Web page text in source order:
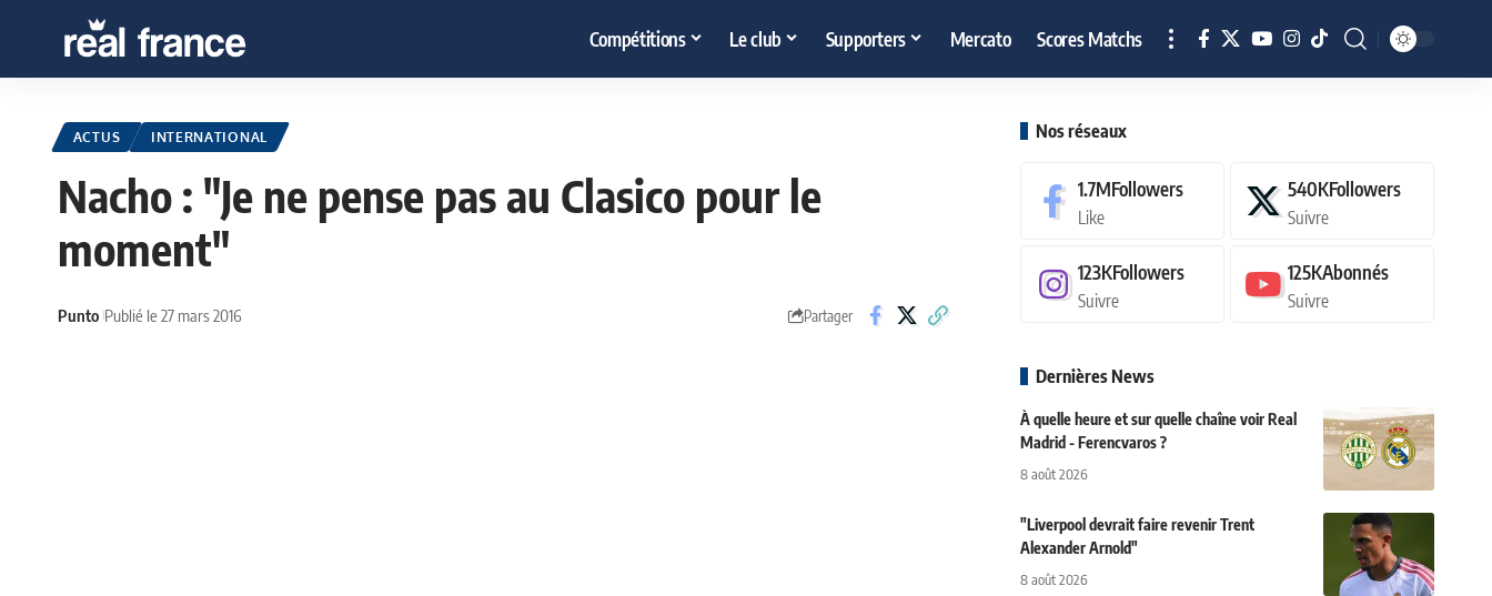
Compétitions Le club Supporters Mercato Scores Matchs
ACTUS INTERNATIONAL
Nacho : "Je ne pense pas au Clasico pour le
moment"
Punto Publié le 27 mars 2016 Partager
Nos réseaux
1.7MFollowers
Like
540KFollowers
Suivre
123KFollowers
Suivre
125KAbonnés
Suivre
Dernières News
À quelle heure et sur quelle chaîne voir Real
Madrid - Ferencvaros ?
8 août 2026
"Liverpool devrait faire revenir Trent
Alexander Arnold"
8 août 2026